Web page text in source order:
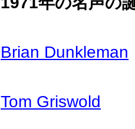
Brian Dunkleman
Tom Griswold